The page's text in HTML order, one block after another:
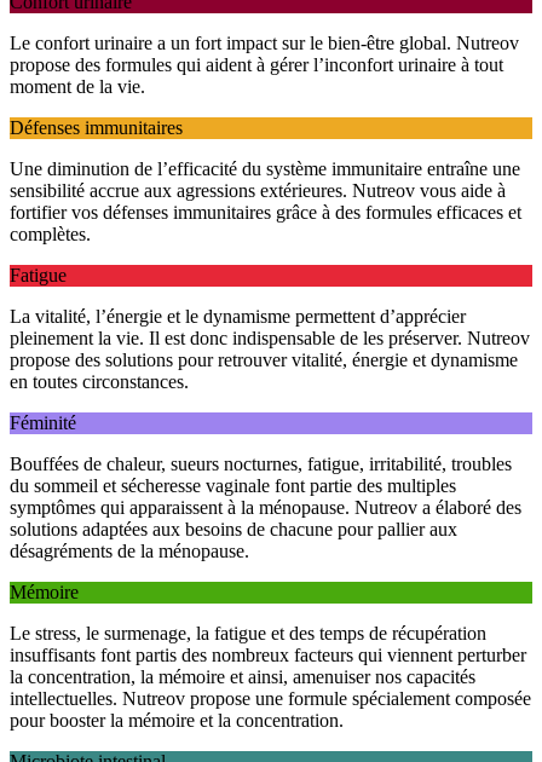
Le confort urinaire a un fort impact sur le bien-être global. Nutreov
propose des formules qui aident à gérer l’inconfort urinaire à tout
moment de la vie.
Défenses immunitaires
Une diminution de l’efficacité du système immunitaire entraîne une
sensibilité accrue aux agressions extérieures. Nutreov vous aide à
fortifier vos défenses immunitaires grâce à des formules efficaces et
complètes.
Fatigue
La vitalité, l’énergie et le dynamisme permettent d’apprécier
pleinement la vie. Il est donc indispensable de les préserver. Nutreov
propose des solutions pour retrouver vitalité, énergie et dynamisme
en toutes circonstances.
Féminité
Bouffées de chaleur, sueurs nocturnes, fatigue, irritabilité, troubles
du sommeil et sécheresse vaginale font partie des multiples
symptômes qui apparaissent à la ménopause. Nutreov a élaboré des
solutions adaptées aux besoins de chacune pour pallier aux
désagréments de la ménopause.
Mémoire
Le stress, le surmenage, la fatigue et des temps de récupération
insuffisants font partis des nombreux facteurs qui viennent perturber
la concentration, la mémoire et ainsi, amenuiser nos capacités
intellectuelles. Nutreov propose une formule spécialement composée
pour booster la mémoire et la concentration.